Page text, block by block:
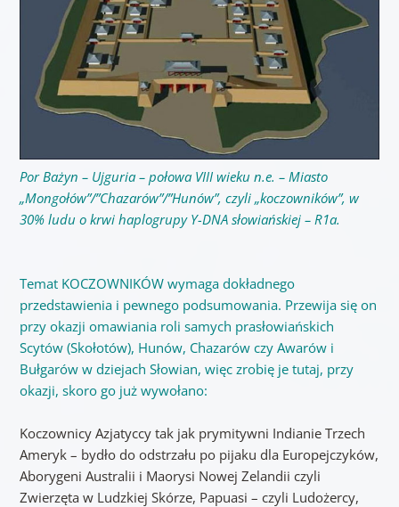
Por Bażyn – Ujguria – połowa VIII wieku n.e. – Miasto
„Mongołów”/”Chazarów”/”Hunów”, czyli „koczowników”, w
30% ludu o krwi haplogrupy Y-DNA słowiańskiej – R1a.
Temat KOCZOWNIKÓW wymaga dokładnego
przedstawienia i pewnego podsumowania. Przewija się on
przy okazji omawiania roli samych prasłowiańskich
Scytów (Skołotów), Hunów, Chazarów czy Awarów i
Bułgarów w dziejach Słowian, więc zrobię je tutaj, przy
okazji, skoro go już wywołano:
Koczownicy Azjatyccy tak jak prymitywni Indianie Trzech
Ameryk – bydło do odstrzału po pijaku dla Europejczyków,
Aborygeni Australii i Maorysi Nowej Zelandii czyli
Zwierzęta w Ludzkiej Skórze, Papuasi – czyli Ludożercy,